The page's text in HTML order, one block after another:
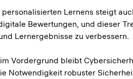
Lernens steigt
Bewertungen, und dieser
Lernergebnisse zu verbessern.
Vordergrund bleibt
Notwendigkeit robuster